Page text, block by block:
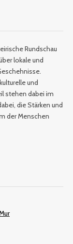
Rundschau
lokale und
und
stehen dabei im
die Stärken und
der Menschen